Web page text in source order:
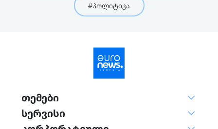
#პოლიტიკა
თემები
სერვისი